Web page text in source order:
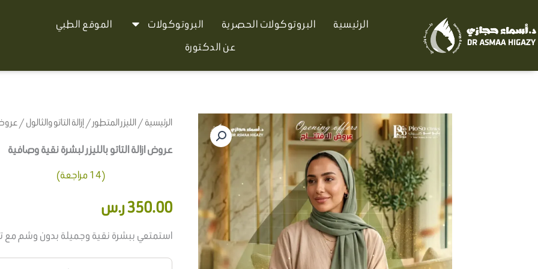
إلى
المحتوى
الرئيسية البروتوكولات الحصرية البروتوكولات
الموقع الطبي
عن الدكتورة
الرئيسية/الليزر المتطور/إزالة التاتو والثالول/ عروض
عروض ازالة التاتو بالليزر لبشرة نقية وصافية
4.50
من 5
بناءً على
تقييم
عميل
(
14مراجعة)
350.00ر.س
استمتعي ببشرة نقية وجميلة بدون وشم مع
عروض
وصافية